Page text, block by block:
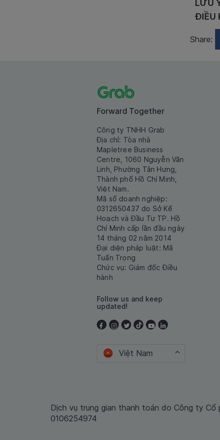
LƯU
ĐIỀU
Share:
Forward Together
Công ty TNHH Grab
Địa chỉ: Tòa nhà
Mapletree Business
Centre, 1060 Nguyễn Văn
Linh, Phường Tân Hưng,
Thành phố Hồ Chí Minh,
Việt Nam.
Mã số doanh nghiệp:
0312650437 do Sở Kế
Hoạch và Đầu Tư TP. Hồ
Chí Minh cấp lần đầu ngày
14 tháng 02 năm 2014
Đại diện pháp luật: Mã
Tuấn Trọng
Chức vụ: Giám đốc Điều
hành
Follow us and keep
updated!
Việt Nam
Dịch vụ trung gian thanh toán do Công ty Cổ
0106254974